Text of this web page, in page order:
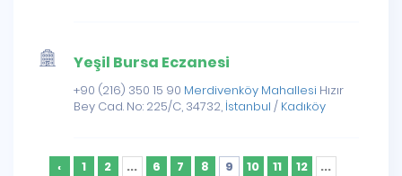
Yeşil Bursa Eczanesi
+90 (216) 350 15 90 Merdivenköy Mahallesi Hızır
Bey Cad. No: 225/C, 34732, İstanbul / Kadıköy
‹ 1 2 ... 6 7 8 9 10 11 12
...